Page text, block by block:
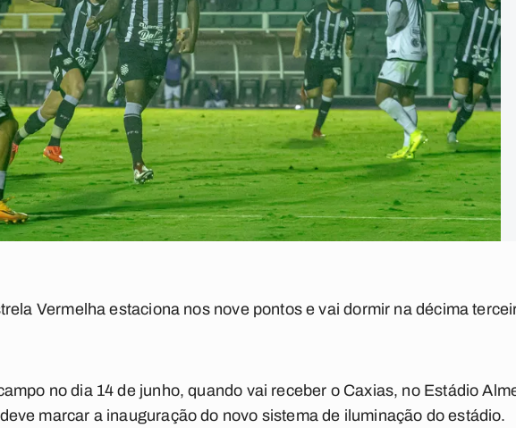
Vermelha estaciona nos nove pontos e vai dormir na décima
no dia 14 de junho, quando vai receber o Caxias, no Estádio
marcar a inauguração do novo sistema de iluminação do estádio.